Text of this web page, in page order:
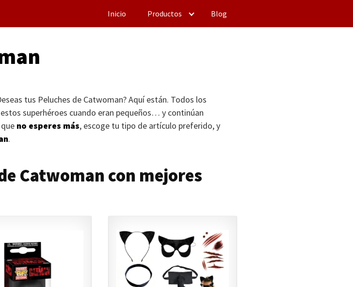
Inicio Productos Blog
tus Peluches de Catwoman? Aquí están. Todos los
superhéroes cuando eran pequeños… y continúan
no esperes más, escoge tu tipo de artículo preferido, y
.
Catwoman con mejores